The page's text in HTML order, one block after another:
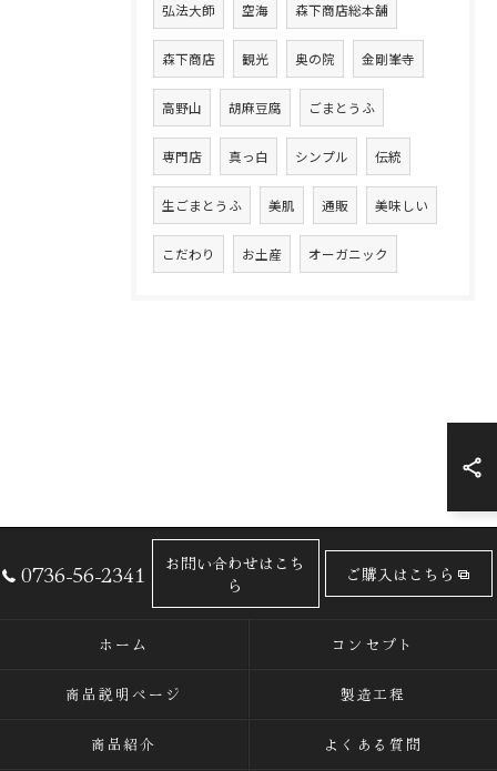
弘法大師 空海 森下商店総本舗
森下商店 観光 奥の院 金剛峯寺
高野山 胡麻豆腐 ごまとうふ
専門店 真っ白 シンプル 伝統
生ごまとうふ 美肌 通販 美味しい
こだわり お土産 オーガニック
0736-56-2341
お問い合わせはこち
ら
ご購入はこちら
ホーム コンセプト
商品説明ページ 製造工程
商品紹介 よくある質問